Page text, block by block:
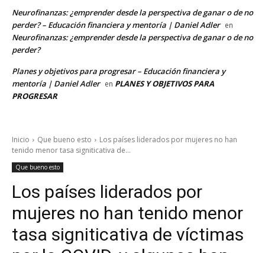
Neurofinanzas: ¿emprender desde la perspectiva de ganar o de no
perder? – Educación financiera y mentoría | Daniel Adler en
Neurofinanzas: ¿emprender desde la perspectiva de ganar o de no
perder?
Planes y objetivos para progresar – Educación financiera y
mentoría | Daniel Adler en PLANES Y OBJETIVOS PARA
PROGRESAR